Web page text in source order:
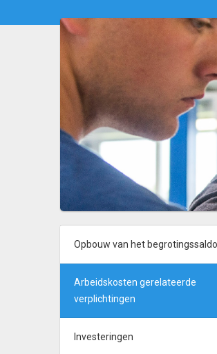
Opbouw van het begrotingssaldo
Arbeidskosten gerelateerde
verplichtingen
Investeringen